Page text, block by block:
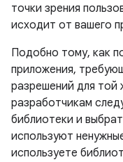
точки зрения
исходит от вашего
Подобно тому, как
приложения,
разрешений для той
разработчикам
библиотеки и
используют
используете